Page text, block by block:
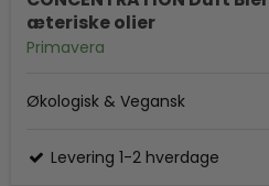
æteriske olier
Primavera
Økologisk & Vegansk
Levering 1-2 hverdage